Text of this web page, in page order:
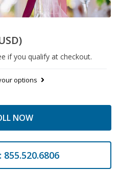
if you qualify at checkout.
options
NOW
855.520.6806